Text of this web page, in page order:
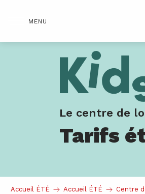
principal
MENU
©
Le centre de
Tarifs
Accueil ÉTÉ Accueil ÉTÉ
Centre